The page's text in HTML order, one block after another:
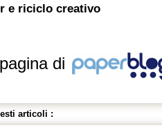
e riciclo creativo
di
articoli :